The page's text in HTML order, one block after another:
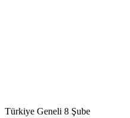
Türkiye Geneli 8 Şube